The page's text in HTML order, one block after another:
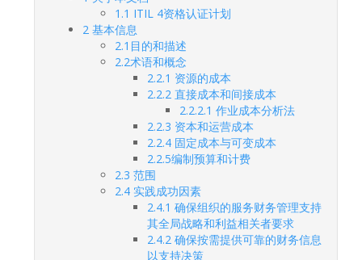
1.1 ITIL 4资格认证计划
2 基本信息
2.1目的和描述
2.2术语和概念
2.2.1 资源的成本
2.2.2 直接成本和间接成本
2.2.2.1 作业成本分析法
2.2.3 资本和运营成本
2.2.4 固定成本与可变成本
2.2.5编制预算和计费
2.3 范围
2.4 实践成功因素
2.4.1 确保组织的服务财务管理支持
其全局战略和利益相关者要求
2.4.2 确保按需提供可靠的财务信息
以支持决策